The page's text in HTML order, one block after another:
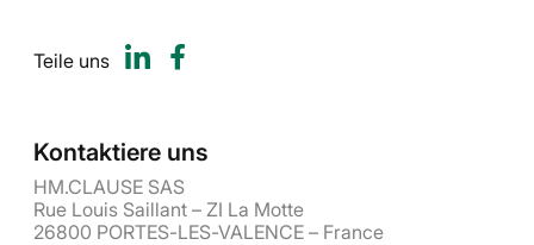
Teile uns
Kontaktiere uns
HM.CLAUSE SAS
Rue Louis Saillant – ZI La Motte
26800 PORTES-LES-VALENCE – France